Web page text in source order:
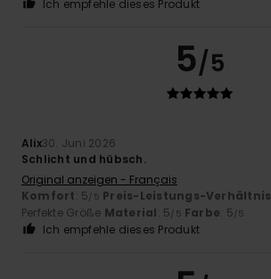
Ich empfehle dieses Produkt
5/5
Alix30. Juni 2026
Schlicht und hübsch.
Original anzeigen - Français
Komfort: 5 /5 Preis-Leistungs-Verhältnis
Perfekte Größe Material: 5 /5 Farbe: 5 /5
Ich empfehle dieses Produkt